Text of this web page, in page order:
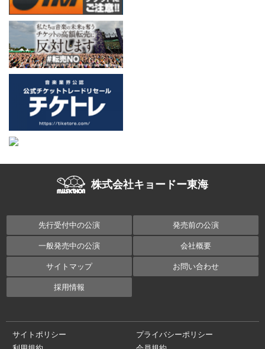
株式会社キョードー東海
先行受付中の公演 発売前の公演
一般発売中の公演 会社概要
サイトマップ お問い合わせ
採用情報
サイトポリシー
プライバシーポリシー